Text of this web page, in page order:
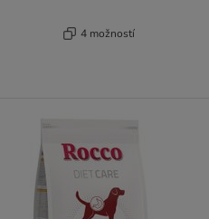
4 možností